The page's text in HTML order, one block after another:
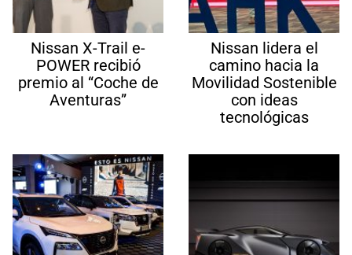
Nissan X-Trail e-
POWER recibió
premio al “Coche de
Aventuras”
Nissan lidera el
camino hacia la
Movilidad Sostenible
con ideas
tecnológicas